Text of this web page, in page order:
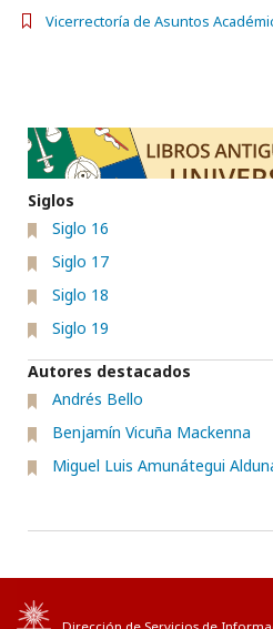
Vicerrectoría de Asuntos
Siglos
Siglo 16
Siglo 17
Siglo 18
Siglo 19
Autores destacados
Andrés Bello
Benjamín Vicuña Mackenna
Miguel Luis Amunátegui